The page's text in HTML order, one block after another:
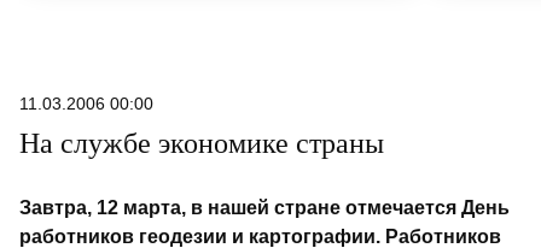
11.03.2006 00:00
На службе экономике страны
Завтра, 12 марта, в нашей стране отмечается День
работников геодезии и картографии. Работников